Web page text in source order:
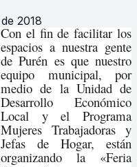
2018
Con el fin de facilitar los
espacios a nuestra gente
de Purén es que nuestro
equipo municipal, por
medio de la Unidad de
Desarrollo Económico
Local y el Programa
Mujeres Trabajadoras y
Jefas de Hogar, están
organizando la «Feria